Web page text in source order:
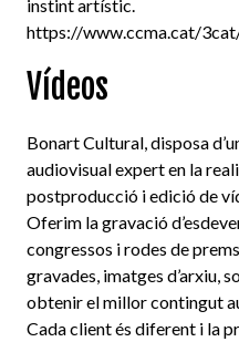
instint artístic.
https://www.ccma.cat/
Vídeos
Bonart Cultural, disposa
audiovisual expert en la
postproducció i edició de
Oferim la gravació
congressos i rodes de
gravades, imatges d’arxiu,
obtenir el millor contingut
Cada client és diferent i la